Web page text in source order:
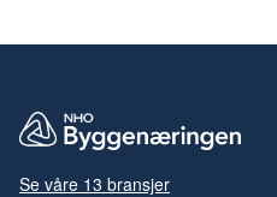
Se våre 13 bransjer